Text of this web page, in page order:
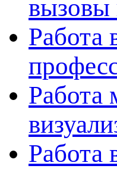
вызовы
Работа
Работа
Работа